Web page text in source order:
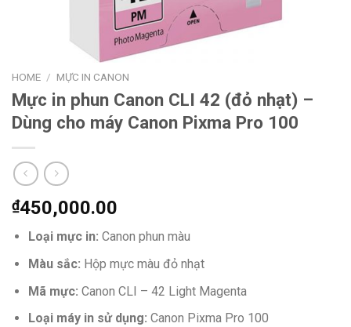
HOME / MỰC IN CANON
Mực in phun Canon CLI 42 (đỏ nhạt) –
Dùng cho máy Canon Pixma Pro 100
₫450,000.00
Loại mực in: Canon phun màu
Màu sắc: Hộp mực màu đỏ nhạt
Mã mực: Canon CLI – 42 Light Magenta
Loại máy in sử dụng: Canon Pixma Pro 100